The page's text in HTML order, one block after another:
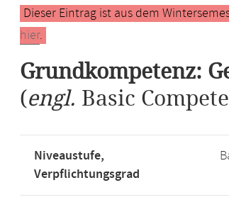
Hauptinhalt
Dieser Eintrag ist aus dem
hier.
Grundkompetenz:
(engl. Basic
Niveaustufe,
Verpflichtungsgrad